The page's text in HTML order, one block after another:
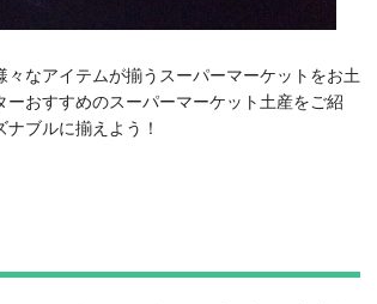
なアイテムが揃うスーパーマーケットをお土
おすすめのスーパーマーケット土産をご紹
ブルに揃えよう！